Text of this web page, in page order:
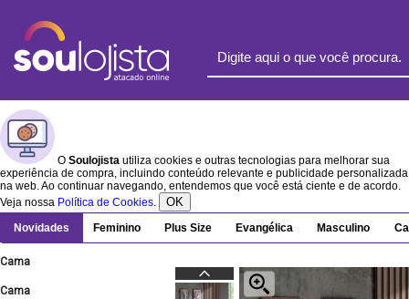
O Soulojista utiliza cookies e outras tecnologias para melhorar sua
experiência de compra, incluindo conteúdo relevante e publicidade personalizada
na web. Ao continuar navegando, entendemos que você está ciente e de acordo.
Veja nossa Política de Cookies. OK
Novidades Feminino Plus Size Evangélica Masculino
Cama
Cama